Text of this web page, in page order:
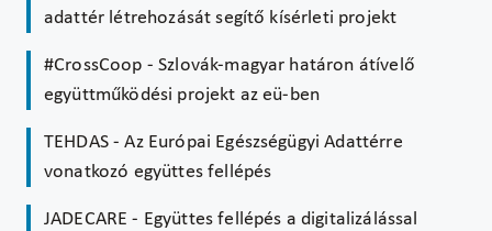
adattér létrehozását segítő kísérleti projekt
#CrossCoop - Szlovák-magyar határon átívelő
együttműködési projekt az eü-ben
TEHDAS - Az Európai Egészségügyi Adattérre
vonatkozó együttes fellépés
JADECARE - Együttes fellépés a digitalizálással